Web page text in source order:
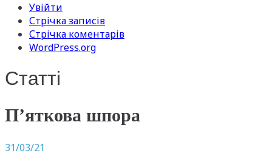
Увійти
Стрічка записів
Стрічка коментарів
WordPress.org
Статті
П’яткова шпора
31/03/21